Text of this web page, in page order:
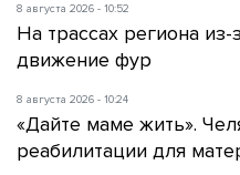
8 августа 2026 - 10:52
На трассах региона
движение фур
8 августа 2026 - 10:24
«Дайте маме жить».
реабилитации для